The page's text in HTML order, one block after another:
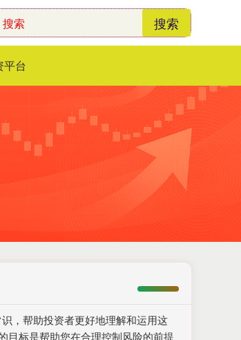
搜索
平台
，帮助投资者更好地理解和运用这
目标是帮助您在合理控制风险的前提